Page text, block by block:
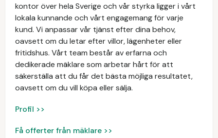
kontor över hela Sverige och vår styrka ligger i vårt
lokala kunnande och vårt engagemang för varje
kund. Vi anpassar vår tjänst efter dina behov,
oavsett om du letar efter villor, lägenheter eller
fritidshus. Vårt team består av erfarna och
dedikerade mäklare som arbetar hårt för att
säkerställa att du får det bästa möjliga resultatet,
oavsett om du vill köpa eller sälja.
Profil >>
Få offerter från mäklare >>